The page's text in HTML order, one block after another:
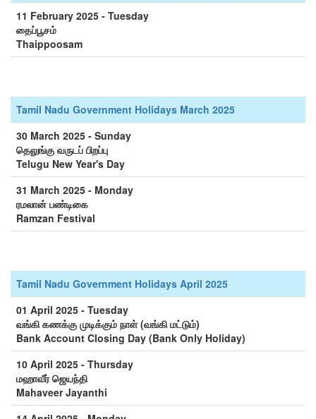
11 February 2025 - Tuesday
தைப்பூசம்
Thaippoosam
Tamil Nadu Government Holidays March 2025
30 March 2025 - Sunday
தெலுங்கு வருடப் பிறப்பு
Telugu New Year's Day
31 March 2025 - Monday
ரமலான் பண்டிகை
Ramzan Festival
Tamil Nadu Government Holidays April 2025
01 April 2025 - Tuesday
வங்கி கணக்கு முடிக்கும் நாள் (வங்கி மட்டும்)
Bank Account Closing Day (Bank Only Holiday)
10 April 2025 - Thursday
மஹாவீர் ஜெயந்தி
Mahaveer Jayanthi